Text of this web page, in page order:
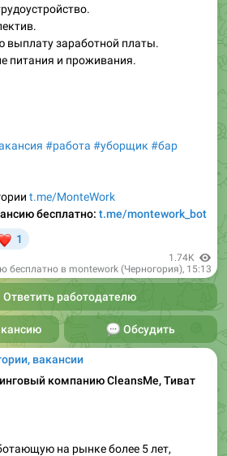
выплату заработной платы.
питания и проживания.
#работа #уборщик #бар
t.me/MonteWork
бесплатно: t.me/montework_bot
1
1.74K
бесплатно в montework (Черногория), 15:13
Ответить работодателю
Обсудить
вакансии
компанию CleansMe, Тиват
на рынке более 5 лет,